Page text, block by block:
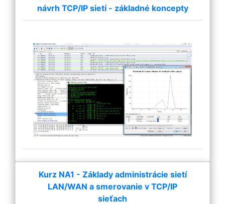
návrh TCP/IP sietí - základné koncepty
Kurz NA1 - Základy administrácie sietí
LAN/WAN a smerovanie v TCP/IP
sieťach